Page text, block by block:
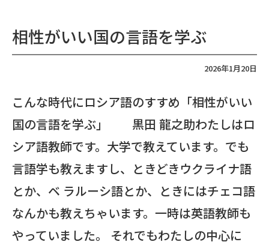
相性がいい国の言語を学ぶ
2026年1月20日
こんな時代にロシア語のすすめ「相性がいい
国の言語を学ぶ」 黒田 龍之助わたしはロ
シア語教師です。大学で教えています。でも
言語学も教えますし、ときどきウクライナ語
とか、ベ ラルーシ語とか、ときにはチェコ語
なんかも教えちゃいます。一時は英語教師も
やっていました。 それでもわたしの中心に